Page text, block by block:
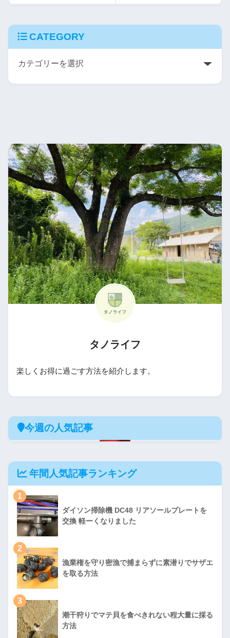
CATEGORY
タノライフ
楽しくお得に過ごす方法を紹介します。
今週の人気記事
年間人気記事ランキング
1
ダイソン掃除機 DC48 リアソールプレートを
交換 軽ーくなりました
2
漁業権を守り密漁で捕まらずに素潜りでサザエ
を取る方法
3
潮干狩りでマテ貝を食べきれない程大量に採る
方法